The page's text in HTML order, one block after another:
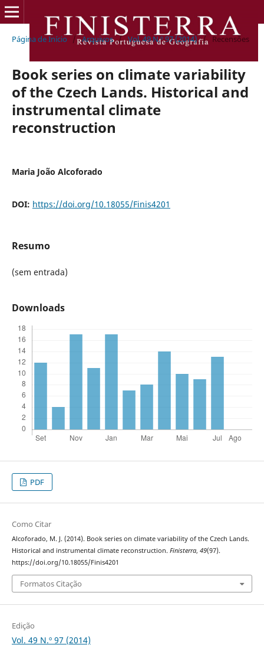
Página de Início / Arquivos / Vol. 49 N.º 97 (2014) / Recensões
Book series on climate variability
of the Czech Lands. Historical and
instrumental climate
reconstruction
Maria João Alcoforado
DOI: https://doi.org/10.18055/Finis4201
Resumo
(sem entrada)
Downloads
PDF
Como Citar
Alcoforado, M. J. (2014). Book series on climate variability of the Czech Lands.
Historical and instrumental climate reconstruction. Finisterra, 49(97).
https://doi.org/10.18055/Finis4201
Formatos Citação
Edição
Vol. 49 N.º 97 (2014)